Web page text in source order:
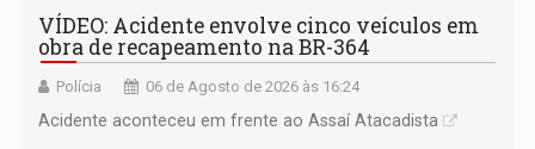
VÍDEO: Acidente envolve cinco veículos em
obra de recapeamento na BR-364
Polícia 06 de Agosto de 2026 às 16:24
Acidente aconteceu em frente ao Assaí Atacadista